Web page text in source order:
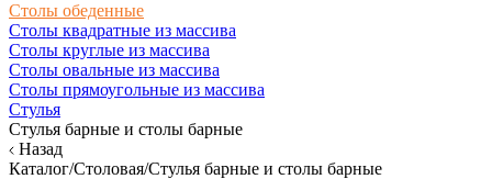
Столы обеденные
Столы квадратные из массива
Столы круглые из массива
Столы овальные из массива
Столы прямоугольные из массива
Стулья
Стулья барные и столы барные
Назад
Каталог/Столовая/Стулья барные и столы барные